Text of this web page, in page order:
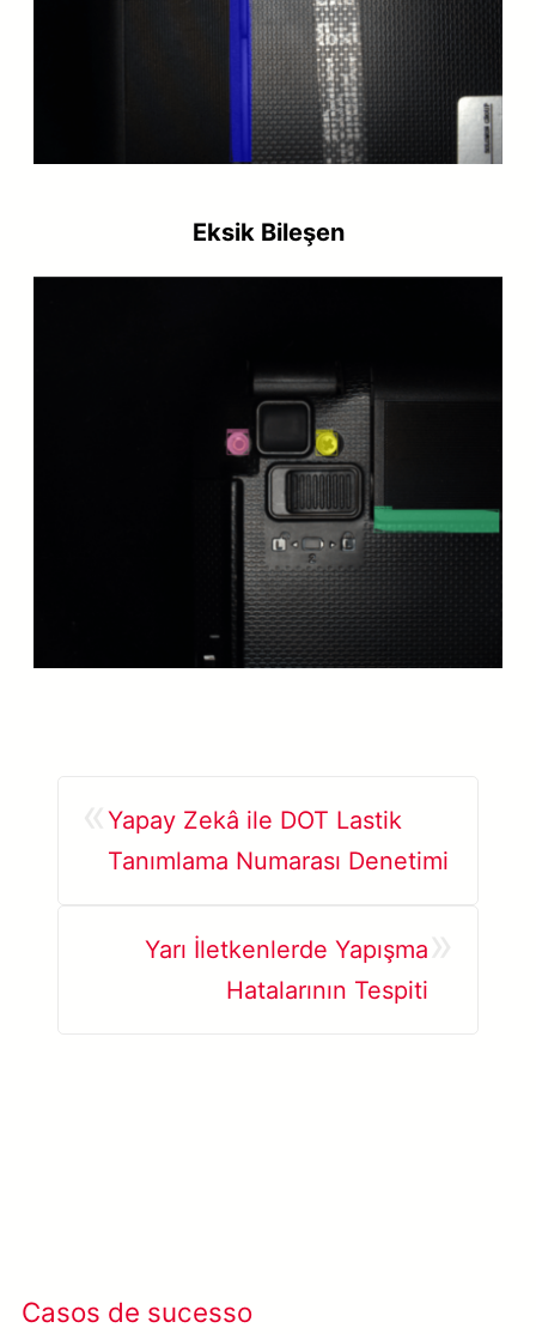
Eksik Bileşen
Yapay Zekâ ile DOT Lastik
Tanımlama Numarası Denetimi
Yarı İletkenlerde Yapışma
Hatalarının Tespiti
Casos de sucesso